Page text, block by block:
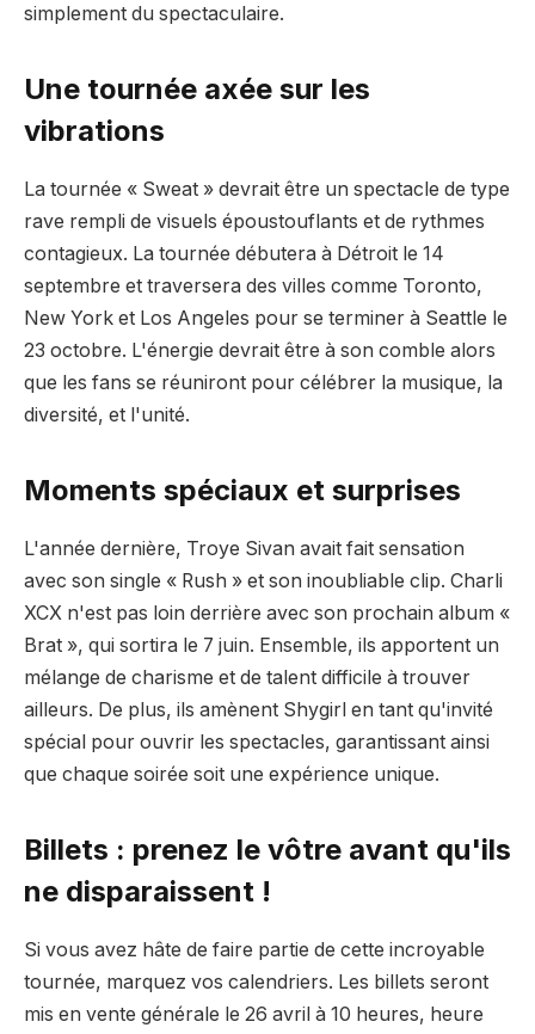
simplement du spectaculaire.
Une tournée axée sur les
vibrations
La tournée « Sweat » devrait être un spectacle de type
rave rempli de visuels époustouflants et de rythmes
contagieux. La tournée débutera à Détroit le 14
septembre et traversera des villes comme Toronto,
New York et Los Angeles pour se terminer à Seattle le
23 octobre. L'énergie devrait être à son comble alors
que les fans se réuniront pour célébrer la musique, la
diversité, et l'unité.
Moments spéciaux et surprises
L'année dernière, Troye Sivan avait fait sensation
avec son single « Rush » et son inoubliable clip. Charli
XCX n'est pas loin derrière avec son prochain album «
Brat », qui sortira le 7 juin. Ensemble, ils apportent un
mélange de charisme et de talent difficile à trouver
ailleurs. De plus, ils amènent Shygirl en tant qu'invité
spécial pour ouvrir les spectacles, garantissant ainsi
que chaque soirée soit une expérience unique.
Billets : prenez le vôtre avant qu'ils
ne disparaissent !
Si vous avez hâte de faire partie de cette incroyable
tournée, marquez vos calendriers. Les billets seront
mis en vente générale le 26 avril à 10 heures, heure